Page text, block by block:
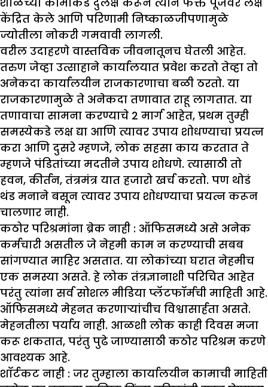
केंद्रित केले आणि परिणामी निष्काळजीपणामुळे
ज्योतीला नोकरी गमवावी लागली.
वरील उदाहरणे वास्तविक जीवनातूनच घेतली आहेत.
तरुण जेव्हा उत्साहाने कार्यालयात प्रवेश करतो तेव्हा तो
अनेकदा कार्यालयीन राजकारणाचा बळी ठरतो. या
राजकारणामुळे ते अनेकदा तणावात राहू लागतात. या
तणावाचा सामना करण्याचे 2 मार्ग आहेत, प्रथम तुम्ही
समस्येकडे लक्ष द्या आणि त्यावर उपाय शोधण्याचा प्रयत्न
करा आणि दुसरे म्हणजे, लोक सहसा काय करतात ते
म्हणजे पंडितांच्या मदतीने उपाय शोधणे. त्यासाठी तो
हवन, कीर्तन, तंत्रमंत्र यात हजारो खर्च करतो. पण थोडं
थंड मनाने बसून त्यावर उपाय शोधण्याचा प्रयत्न करून
चालणार नाही.
कठोर परिश्रमांना ब्रेक नाही : ऑफिसमध्ये असे अनेक
कर्मचारी असतील जे नेहमी काम न करण्याची सबब
सांगण्यात माहिर असतात. या लोकांच्या घरात नेहमीच
एक समस्या असते. हे लोक तंत्रज्ञानाशी परिचित आहेत
परंतु त्यांना सर्व सोशल मीडिया प्लॅटफॉर्मची माहिती आहे.
ऑफिसमध्ये मेहनत करणाऱ्यांचीच विश्वासार्हता असते.
मेहनतीला पर्याय नाही. आळशी लोक काही दिवस मजा
करू शकतात, परंतु पुढे जाण्यासाठी कठोर परिश्रम करणे
आवश्यक आहे.
शॉर्टकट नाही : जर तुम्हाला कार्यालयीन कामाची माहिती